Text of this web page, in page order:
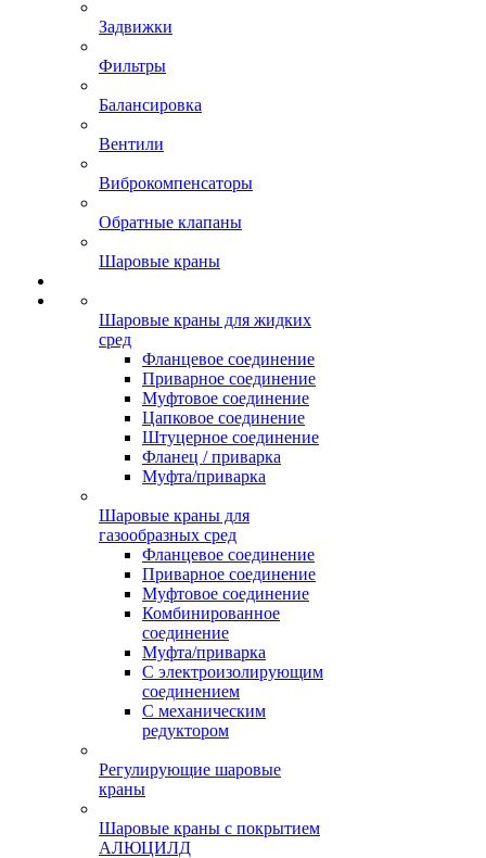
Задвижки
Фильтры
Балансировка
Вентили
Виброкомпенсаторы
Обратные клапаны
Шаровые краны
Шаровые краны для жидких
сред
Фланцевое соединение
Приварное соединение
Муфтовое соединение
Цапковое соединение
Штуцерное соединение
Фланец / приварка
Муфта/приварка
Шаровые краны для
газообразных сред
Фланцевое соединение
Приварное соединение
Муфтовое соединение
Комбинированное
соединение
Муфта/приварка
С электроизолирующим
соединением
С механическим
редуктором
Регулирующие шаровые
краны
Шаровые краны с покрытием
АЛЮЦИЛД